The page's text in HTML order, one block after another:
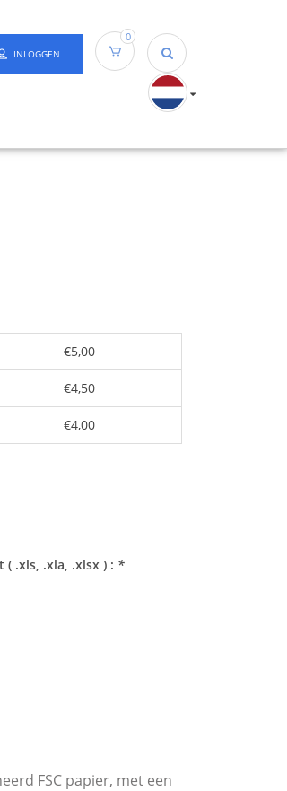
INLOGGEN
0
€5,00
€4,50
€4,00
.xls, .xla, .xlsx ) : *
FSC papier, met een